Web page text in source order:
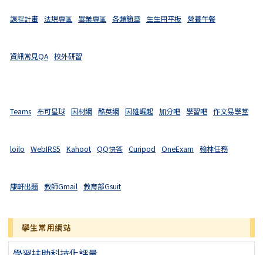
課程計畫 法規專區 畢業專區 各類簡章 生生用平板 營養午餐
資訊常見QA 校外研習
Teams 布可星球 因材網 酷英網 因雄崛起 加分吧 學習吧 作文易學堂
loilo WebIRS5 Kahoot QQ快答 Curipod OneExam 翰林任務
康軒出題 教師Gmail 教育部Gsuit
學生常用網站